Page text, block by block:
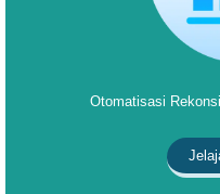
Otomatisasi